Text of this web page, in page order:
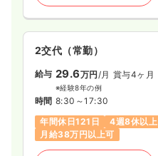
2交代（常勤）
給与 29.6万円 /月 賞与4ヶ月
※経験8年の例
時間 8:30～17:30
年間休日121日
4週8休以上
月給38万円以上可